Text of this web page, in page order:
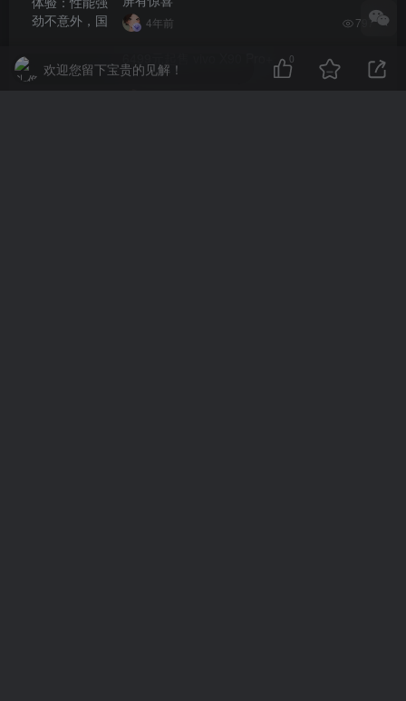
4年前 797
欢迎您留下宝贵的见解！
0